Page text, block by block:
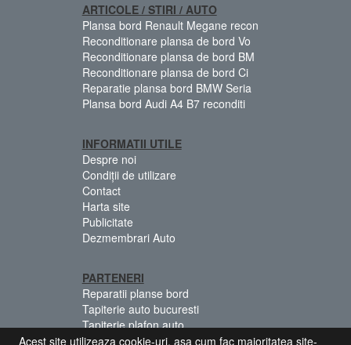
ARTICOLE / STIRI / AUTO
Plansa bord Renault Megane recon
Reconditionare plansa de bord Vo
Reconditionare plansa de bord BM
Reconditionare plansa de bord Ci
Reparatie plansa bord BMW Seria
Plansa bord Audi A4 B7 reconditi
INFORMATII UTILE
Despre noi
Condiții de utilizare
Contact
Harta site
Publicitate
Dezmembrari Auto
PARTENERI
Reparatii planse bord
Tapiterie auto bucuresti
Tapiterie plafon auto
Centuri siguranta colorate
Acest site utilizeaza cookie-uri, asa cum fac majoritatea site-